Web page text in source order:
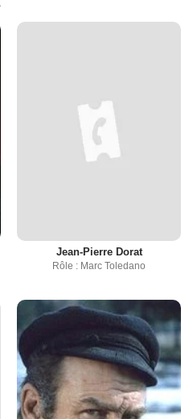
Jean-Pierre Dorat
Rôle : Marc Toledano